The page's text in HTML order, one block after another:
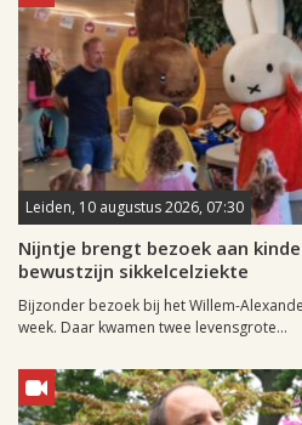
Leiden, 10 augustus 2026, 07:30
Nijntje brengt bezoek aan
bewustzijn sikkelcelziekte
Bijzonder bezoek bij het Willem-
week. Daar kwamen twee levensgrote...